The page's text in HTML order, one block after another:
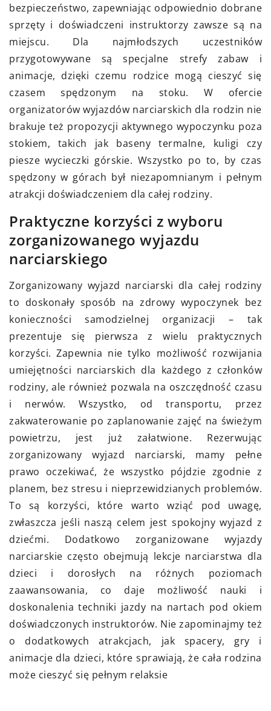
bezpieczeństwo, zapewniając odpowiednio dobrane
sprzęty i doświadczeni instruktorzy zawsze są na
miejscu. Dla najmłodszych uczestników
przygotowywane są specjalne strefy zabaw i
animacje, dzięki czemu rodzice mogą cieszyć się
czasem spędzonym na stoku. W ofercie
organizatorów wyjazdów narciarskich dla rodzin nie
brakuje też propozycji aktywnego wypoczynku poza
stokiem, takich jak baseny termalne, kuligi czy
piesze wycieczki górskie. Wszystko po to, by czas
spędzony w górach był niezapomnianym i pełnym
atrakcji doświadczeniem dla całej rodziny.
Praktyczne korzyści z wyboru
zorganizowanego wyjazdu
narciarskiego
Zorganizowany wyjazd narciarski dla całej rodziny
to doskonały sposób na zdrowy wypoczynek bez
konieczności samodzielnej organizacji – tak
prezentuje się pierwsza z wielu praktycznych
korzyści. Zapewnia nie tylko możliwość rozwijania
umiejętności narciarskich dla każdego z członków
rodziny, ale również pozwala na oszczędność czasu
i nerwów. Wszystko, od transportu, przez
zakwaterowanie po zaplanowanie zajęć na świeżym
powietrzu, jest już załatwione. Rezerwując
zorganizowany wyjazd narciarski, mamy pełne
prawo oczekiwać, że wszystko pójdzie zgodnie z
planem, bez stresu i nieprzewidzianych problemów.
To są korzyści, które warto wziąć pod uwagę,
zwłaszcza jeśli naszą celem jest spokojny wyjazd z
dziećmi. Dodatkowo zorganizowane wyjazdy
narciarskie często obejmują lekcje narciarstwa dla
dzieci i dorosłych na różnych poziomach
zaawansowania, co daje możliwość nauki i
doskonalenia techniki jazdy na nartach pod okiem
doświadczonych instruktorów. Nie zapominajmy też
o dodatkowych atrakcjach, jak spacery, gry i
animacje dla dzieci, które sprawiają, że cała rodzina
może cieszyć się pełnym relaksie